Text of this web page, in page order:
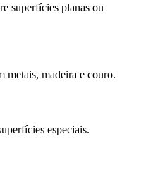
superfícies planas ou
metais, madeira e couro.
especiais.